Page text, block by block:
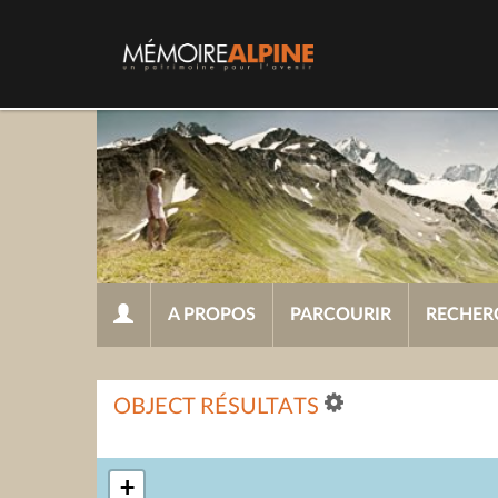
A PROPOS PARCOURIR
OBJECT RÉSULTATS
+